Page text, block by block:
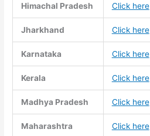
Himachal Pradesh Click here
Jharkhand Click here
Karnataka Click here
Kerala Click here
Madhya Pradesh Click here
Maharashtra Click here